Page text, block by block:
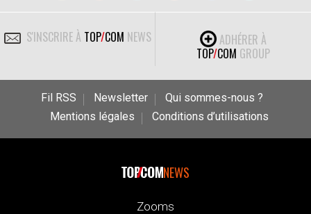
S'INSCRIRE À TOP/COM NEWS
ADHÉRER À
TOP/COM GROUP
Fil RSS Newsletter
Qui sommes-nous ?
Mentions légales
Conditions d’utilisations
NEWS
Zooms